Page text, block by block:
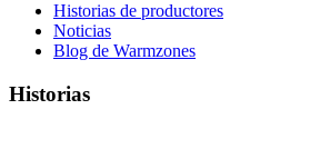
Historias de productores
Noticias
Blog de Warmzones
Historias